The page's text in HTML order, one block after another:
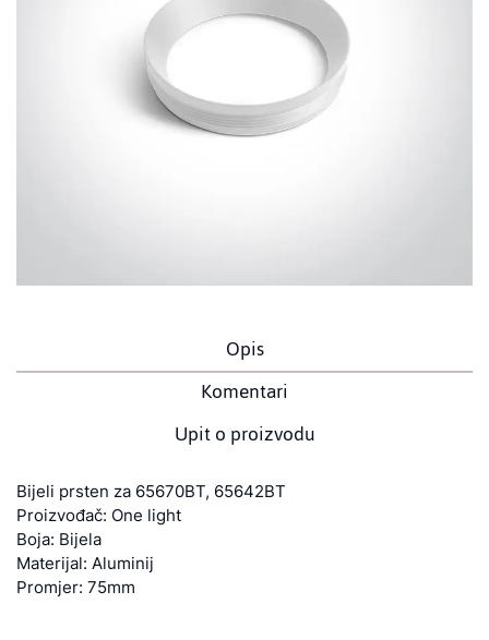
Opis
Komentari
Upit o proizvodu
Bijeli prsten za 65670BT, 65642BT
Proizvođač: One light
Boja: Bijela
Materijal: Aluminij
Promjer: 75mm